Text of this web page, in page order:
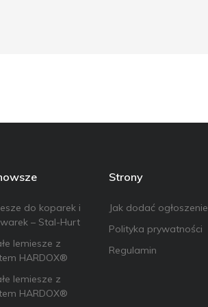
do koparek i
– Stal-Hurt
lemiesze z
HARDOX®
lemiesze z
HARDOX®
Strony
Jak dodać ogłoszenie
Polityka prywatności
Regulamin